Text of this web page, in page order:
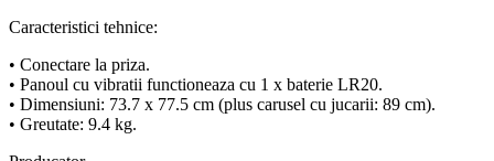
Caracteristici tehnice:
• Conectare la priza.
• Panoul cu vibratii functioneaza cu 1 x baterie LR20.
• Dimensiuni: 73.7 x 77.5 cm (plus carusel cu jucarii: 89 cm).
• Greutate: 9.4 kg.